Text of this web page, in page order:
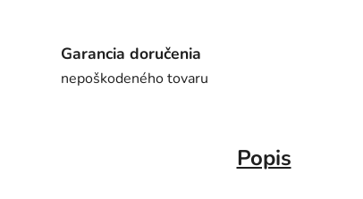
Garancia doručenia
nepoškodeného tovaru
Popis